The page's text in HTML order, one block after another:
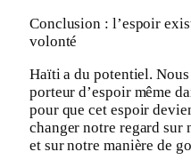
Conclusion : l’espoir
volonté
Haïti a du potentiel.
porteur d’espoir même
pour que cet espoir
changer notre regard sur
et sur notre manière de